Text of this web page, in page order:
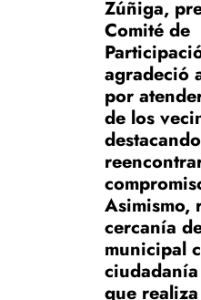
Zúñiga,
Comité de
agradeció
por
de los
Asimismo,
cercanía
municipal
que